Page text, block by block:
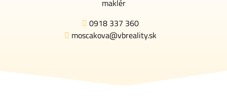
maklér
0918 337 360
moscakova@vbreality.sk